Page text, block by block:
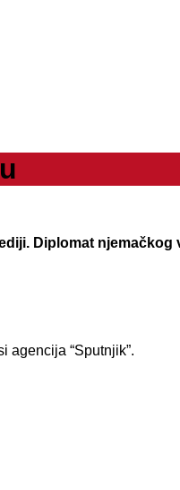
Diplomat
agencija “Sputnjik”.